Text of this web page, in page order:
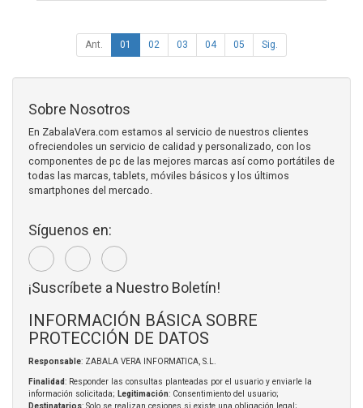
Ant. 01 02 03 04 05 Sig.
Sobre Nosotros
En ZabalaVera.com estamos al servicio de nuestros clientes
ofreciendoles un servicio de calidad y personalizado, con los
componentes de pc de las mejores marcas así como portátiles de
todas las marcas, tablets, móviles básicos y los últimos
smartphones del mercado.
Síguenos en:
¡Suscríbete a Nuestro Boletín!
INFORMACIÓN BÁSICA SOBRE
PROTECCIÓN DE DATOS
Responsable: ZABALA VERA INFORMATICA, S.L.
Finalidad: Responder las consultas planteadas por el usuario y enviarle la
información solicitada; Legitimación: Consentimiento del usuario;